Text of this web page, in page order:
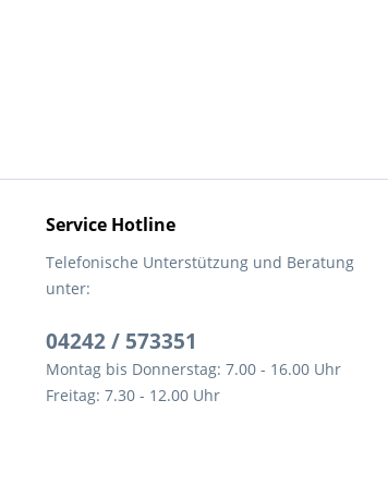
Service Hotline
Telefonische Unterstützung und Beratung
unter:
04242 / 573351
Montag bis Donnerstag: 7.00 - 16.00 Uhr
Freitag: 7.30 - 12.00 Uhr